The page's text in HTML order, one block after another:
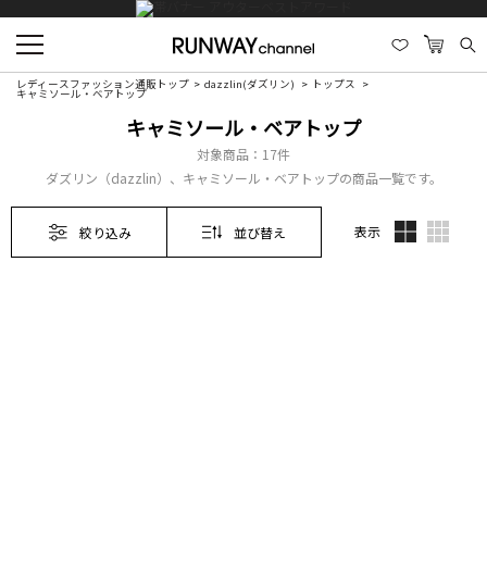
レディースファッション通販トップ dazzlin(ダズリン) トップス
キャミソール・ベアトップ
キャミソール・ベアトップ
対象商品： 17件
ダズリン（dazzlin）、キャミソール・ベアトップの商品一覧です。
絞り込み 並び替え 表示